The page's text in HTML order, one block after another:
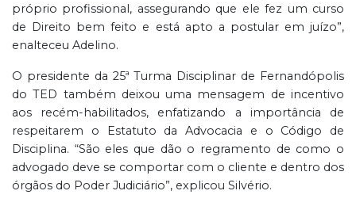
próprio profissional, assegurando que ele fez um curso
de Direito bem feito e está apto a postular em juízo”,
enalteceu Adelino.
O presidente da 25ª Turma Disciplinar de Fernandópolis
do TED também deixou uma mensagem de incentivo
aos recém-habilitados, enfatizando a importância de
respeitarem o Estatuto da Advocacia e o Código de
Disciplina. “São eles que dão o regramento de como o
advogado deve se comportar com o cliente e dentro dos
órgãos do Poder Judiciário”, explicou Silvério.